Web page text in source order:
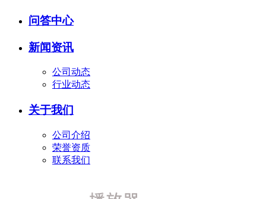
问答中心
新闻资讯
公司动态
行业动态
关于我们
公司介绍
荣誉资质
联系我们